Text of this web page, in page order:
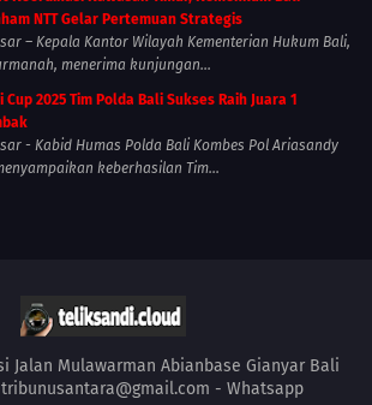
NTT Gelar Pertemuan Strategis
– Kepala Kantor Wilayah Kementerian Hukum Bali,
menerima kunjungan...
Cup 2025 Tim Polda Bali Sukses Raih Juara 1
- Kabid Humas Polda Bali Kombes Pol Ariasandy
keberhasilan Tim...
Jalan Mulawarman Abianbase Gianyar Bali
tribunusantara@gmail.com - Whatsapp